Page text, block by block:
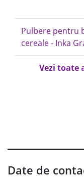
Pulbere pentru
cereale - Inka
Vezi toate
Date de